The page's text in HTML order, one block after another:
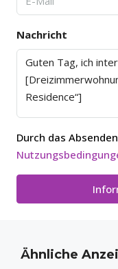
Nachricht
Durch das
Ähnliche